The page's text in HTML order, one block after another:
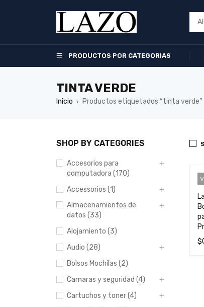
PRODUCTOS POR CATEGORIAS
TINTA VERDE
Inicio › Productos etiquetados “tinta verde”
SHOP BY CATEGORIES
Accesorios para
computadora (170)
Accessorios (1)
Almacenamientos de
datos (33)
Alojamiento (3)
Audio (28)
Bolsos Mochilas (2)
Camaras y seguridad (4)
Cartuchos y toner (4)
$